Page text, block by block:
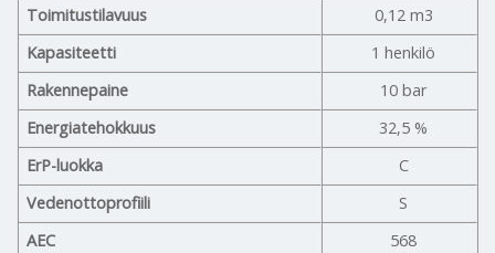
Toimitustilavuus
0,12 m3
Kapasiteetti
1 henkilö
Rakennepaine
10 bar
Energiatehokkuus
32,5 %
ErP-luokka
C
Vedenottoprofiili
S
AEC
568